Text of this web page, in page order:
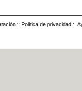
:: Política de privacidad ::